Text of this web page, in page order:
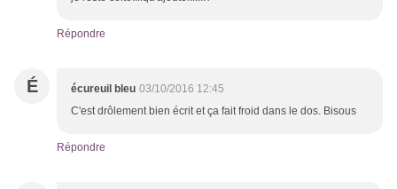
Répondre
É écureuil bleu 03/10/2016 12:45
C'est drôlement bien écrit et ça fait froid dans le dos. Bisous
Répondre